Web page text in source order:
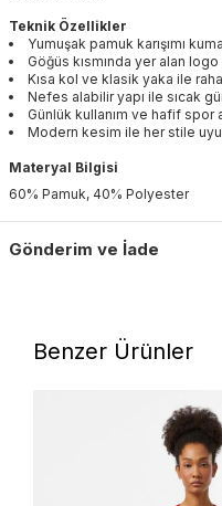
Teknik Özellikler
Yumuşak pamuk karışımı
Göğüs kısmında yer alan
Kısa kol ve klasik yaka ile
Nefes alabilir yapı ile sıcak
Günlük kullanım ve hafif
Modern kesim ile her stile
Materyal Bilgisi
60% Pamuk, 40% Polyester
Gönderim ve İade
Benzer Ürünler